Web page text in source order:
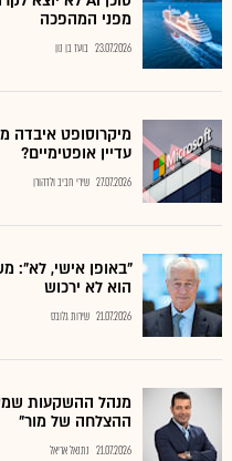
מפני המהפכה
23.07.2026 בועז בן נון
מיקרוסופט איבדה
עדיין אופטימיים?
27.07.2026 שירי חביב ולדהורן
"באופן אישי, לא":
הוא לא ירכוש
21.07.2026 שירות גלובס
מנהל ההשקעות
ההצלחה של מור"
21.07.2026 נתנאל אריאל